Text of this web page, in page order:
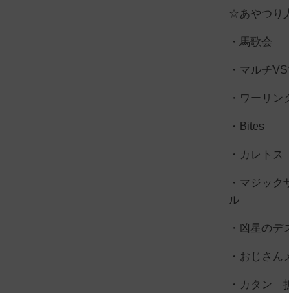
☆あやつり
・馬歌会
・マルチ
・ワーリン
・Bites
・カレトス
・マジッ
ル
・凶星の
・おじさん
・カタン